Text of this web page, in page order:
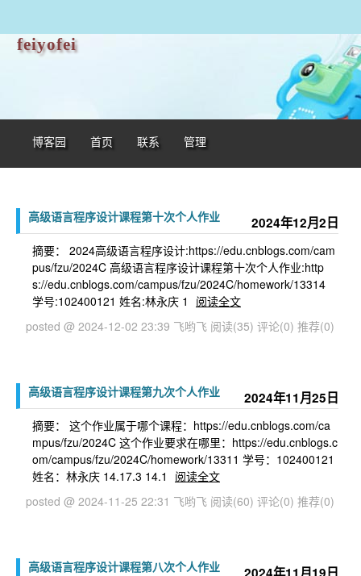
feiyofei
博客园 首页 联系 管理
2024年12月2日
高级语言程序设计课程第十次个人作业
摘要： 2024高级语言程序设计:https://edu.cnblogs.com/cam
pus/fzu/2024C 高级语言程序设计课程第十次个人作业:http
s://edu.cnblogs.com/campus/fzu/2024C/homework/13314
学号:102400121 姓名:林永庆 1
阅读全文
posted @ 2024-12-02 23:39 飞哟飞 阅读(35) 评论(0) 推荐(0)
2024年11月25日
高级语言程序设计课程第九次个人作业
摘要： 这个作业属于哪个课程：https://edu.cnblogs.com/ca
mpus/fzu/2024C 这个作业要求在哪里：https://edu.cnblogs.c
om/campus/fzu/2024C/homework/13311 学号：102400121
姓名：林永庆 14.17.3 14.1
阅读全文
posted @ 2024-11-25 22:31 飞哟飞 阅读(60) 评论(0) 推荐(0)
高级语言程序设计课程第八次个人作业